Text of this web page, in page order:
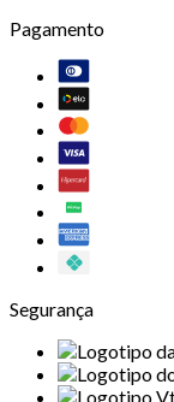
Pagamento
Segurança